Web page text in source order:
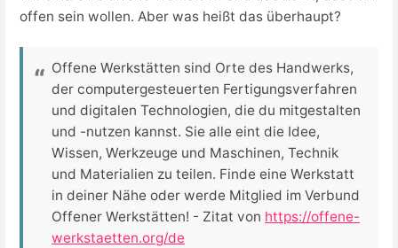
offen sein wollen. Aber was heißt das überhaupt?
Offene Werkstätten sind Orte des Handwerks,
der computergesteuerten Fertigungsverfahren
und digitalen Technologien, die du mitgestalten
und -nutzen kannst. Sie alle eint die Idee,
Wissen, Werkzeuge und Maschinen, Technik
und Materialien zu teilen. Finde eine Werkstatt
in deiner Nähe oder werde Mitglied im Verbund
Offener Werkstätten! - Zitat von https://offene-
werkstaetten.org/de